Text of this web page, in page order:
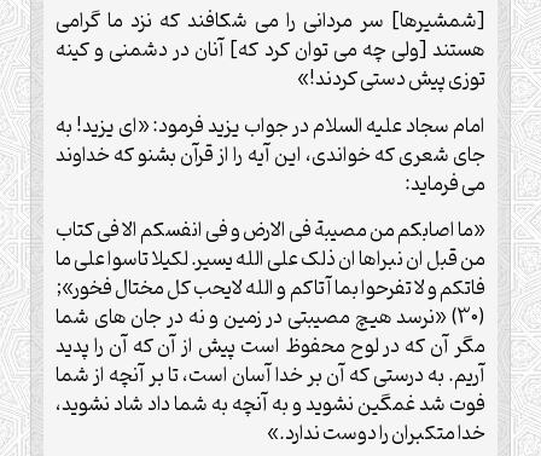
[شمشیرها] سر مردانی را می شکافند که نزد ما گرامی
هستند [ولی چه می توان کرد که] آنان در دشمنی و کینه
توزی پیش دستی کردند!»
امام سجاد علیه السلام در جواب یزید فرمود: «ای یزید! به
جای شعری که خواندی، این آیه را از قرآن بشنو که خداوند
می فرماید:
«ما اصابکم من مصیبة فی الارض و فی انفسکم الا فی کتاب
من قبل ان نبراها ان ذلک علی الله یسیر. لکیلا تاسوا علی ما
فاتکم و لا تفرحوا بما آتاکم و الله لایحب کل مختال فخور»;
(30) «نرسد هیچ مصیبتی در زمین و نه در جان های شما
مگر آن که در لوح محفوظ است پیش از آن که آن را پدید
آریم. به درستی که آن بر خدا آسان است، تا بر آنچه از شما
فوت شد غمگین نشوید و به آنچه به شما داد شاد نشوید،
خدا متکبران را دوست ندارد.»